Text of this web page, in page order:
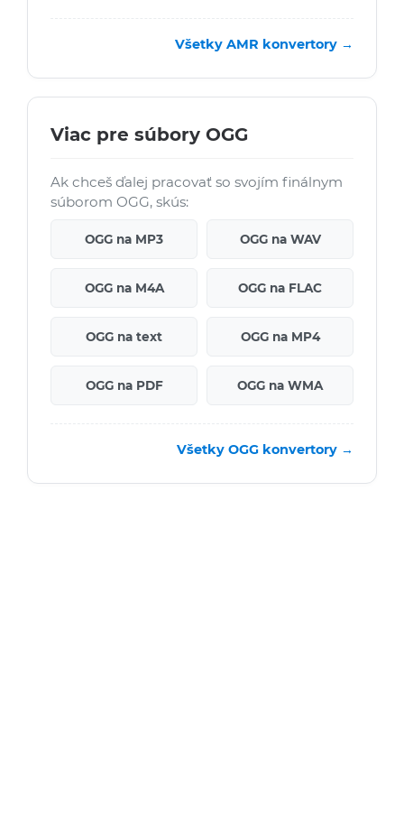
Všetky AMR konvertory →
Viac pre súbory OGG
Ak chceš ďalej pracovať so svojím finálnym
súborom OGG, skús:
OGG na MP3 OGG na WAV
OGG na M4A OGG na FLAC
OGG na text OGG na MP4
OGG na PDF OGG na WMA
Všetky OGG konvertory →